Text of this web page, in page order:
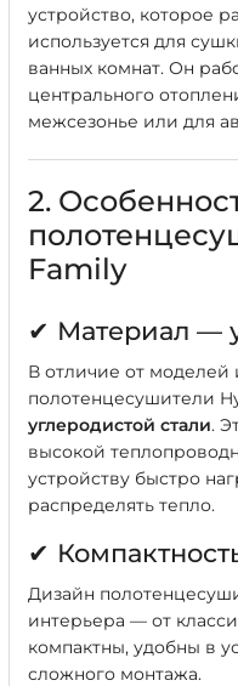
устройство, которое
используется для
ванных комнат. Он
центрального
межсезонье или для
2.
Family
✔ Материал —
В отличие от
полотенцесушители
углеродистой стали.
высокой
устройству быстро
распределять тепло.
✔
Дизайн
интерьера — от
компактны, удобны в
сложного монтажа.